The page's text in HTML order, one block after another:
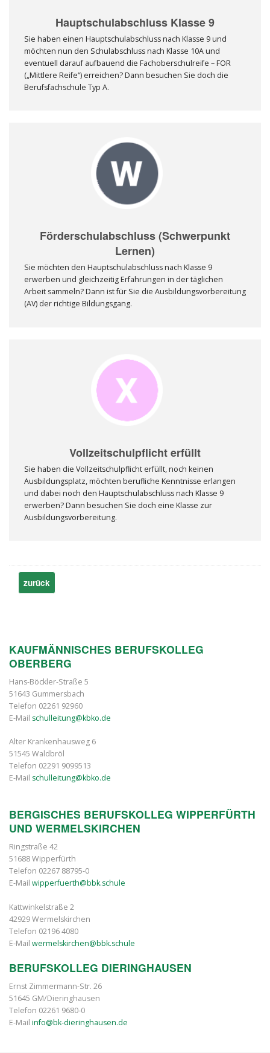
Hauptschulabschluss Klasse 9
Sie haben einen Hauptschulabschluss nach Klasse 9 und
möchten nun den Schulabschluss nach Klasse 10A und
eventuell darauf aufbauend die Fachoberschulreife – FOR
(„Mittlere Reife“) erreichen? Dann besuchen Sie doch die
Berufsfachschule Typ A.
Förderschulabschluss (Schwerpunkt
Lernen)
Sie möchten den Hauptschulabschluss nach Klasse 9
erwerben und gleichzeitig Erfahrungen in der täglichen
Arbeit sammeln? Dann ist für Sie die Ausbildungsvorbereitung
(AV) der richtige Bildungsgang.
Vollzeitschulpflicht erfüllt
Sie haben die Vollzeitschulpflicht erfüllt, noch keinen
Ausbildungsplatz, möchten berufliche Kenntnisse erlangen
und dabei noch den Hauptschulabschluss nach Klasse 9
erwerben? Dann besuchen Sie doch eine Klasse zur
Ausbildungsvorbereitung.
zurück
KAUFMÄNNISCHES BERUFSKOLLEG
OBERBERG
Hans-Böckler-Straße 5
51643 Gummersbach
Telefon 02261 92960
E-Mail schulleitung@kbko.de
Alter Krankenhausweg 6
51545 Waldbröl
Telefon 02291 9099513
E-Mail schulleitung@kbko.de
BERGISCHES BERUFSKOLLEG WIPPERFÜRTH
UND WERMELSKIRCHEN
Ringstraße 42
51688 Wipperfürth
Telefon 02267 88795-0
E-Mail wipperfuerth@bbk.schule
Kattwinkelstraße 2
42929 Wermelskirchen
Telefon 02196 4080
E-Mail wermelskirchen@bbk.schule
BERUFSKOLLEG DIERINGHAUSEN
Ernst Zimmermann-Str. 26
51645 GM/Dieringhausen
Telefon 02261 9680-0
E-Mail info@bk-dieringhausen.de